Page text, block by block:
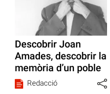
Descobrir Joan
Amades, descobrir la
memòria d’un poble
Redacció